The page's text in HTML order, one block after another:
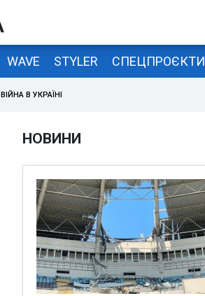
WAVE STYLER СПЕЦПРОЄКТИ
ВІЙНА В УКРАЇНІ
НОВИНИ